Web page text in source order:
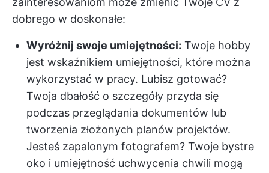
dobrego w doskonałe:
Wyróżnij swoje umiejętności: Twoje hobby
jest wskaźnikiem umiejętności, które można
wykorzystać w pracy. Lubisz gotować?
Twoja dbałość o szczegóły przyda się
podczas przeglądania dokumentów lub
tworzenia złożonych planów projektów.
Jesteś zapalonym fotografem? Twoje bystre
oko i umiejętność uchwycenia chwili mogą